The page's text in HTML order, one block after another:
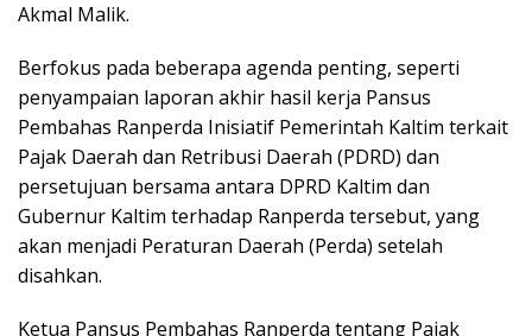
Akmal Malik.
Berfokus pada beberapa agenda penting, seperti
penyampaian laporan akhir hasil kerja Pansus
Pembahas Ranperda Inisiatif Pemerintah Kaltim terkait
Pajak Daerah dan Retribusi Daerah (PDRD) dan
persetujuan bersama antara DPRD Kaltim dan
Gubernur Kaltim terhadap Ranperda tersebut, yang
akan menjadi Peraturan Daerah (Perda) setelah
disahkan.
Ketua Pansus Pembahas Ranperda tentang Pajak